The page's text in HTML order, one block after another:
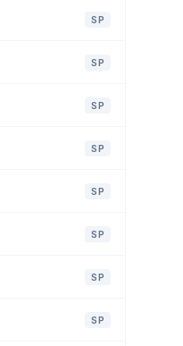
SP
SP
SP
SP
SP
SP
SP
SP